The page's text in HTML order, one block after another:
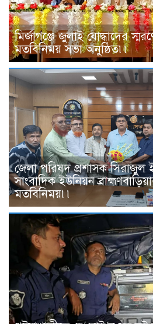
মির্জাগঞ্জে জুলাই যোদ্ধাদের
মতবিনিময় সভা অনুষ্ঠিত৷৷
জেলা পরিষদ প্রশাসক সিরাজুল
সাংবাদিক ইউনিয়ন
মতবিনিময়৷৷